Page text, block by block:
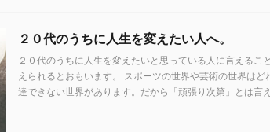
２０代のうちに人生を変えたい人へ。
２０代のうちに人生を変えたいと思っている人に言えるこ
えられるとおもいます。 スポーツの世界や芸術の世界はど
達できない世界があります。だから「頑張り次第」とは言